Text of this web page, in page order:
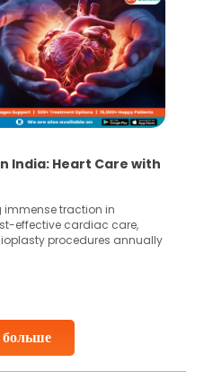
больше
India: Heart Care with
traction in
effective cardiac care,
procedures annually
like angioplasty and